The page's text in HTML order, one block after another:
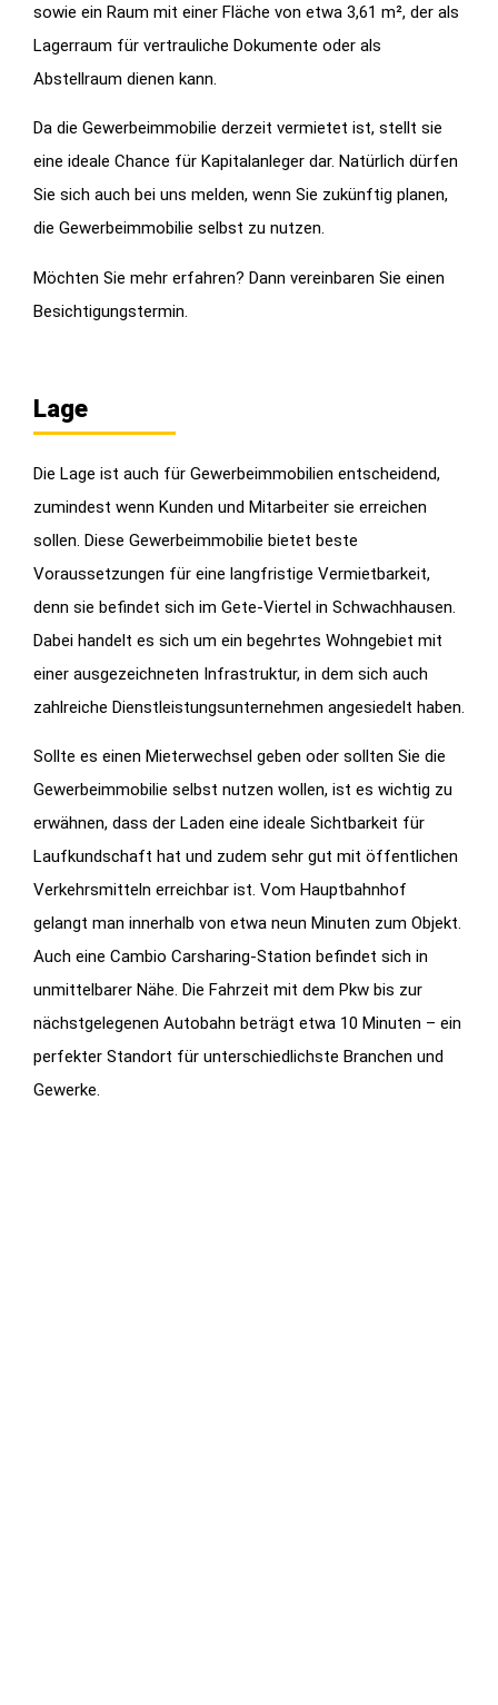
sowie ein Raum mit einer Fläche von etwa 3,61 m², der als
Lagerraum für vertrauliche Dokumente oder als
Abstellraum dienen kann.
Da die Gewerbeimmobilie derzeit vermietet ist, stellt sie
eine ideale Chance für Kapitalanleger dar. Natürlich dürfen
Sie sich auch bei uns melden, wenn Sie zukünftig planen,
die Gewerbeimmobilie selbst zu nutzen.
Möchten Sie mehr erfahren? Dann vereinbaren Sie einen
Besichtigungstermin.
Lage
Die Lage ist auch für Gewerbeimmobilien entscheidend,
zumindest wenn Kunden und Mitarbeiter sie erreichen
sollen. Diese Gewerbeimmobilie bietet beste
Voraussetzungen für eine langfristige Vermietbarkeit,
denn sie befindet sich im Gete-Viertel in Schwachhausen.
Dabei handelt es sich um ein begehrtes Wohngebiet mit
einer ausgezeichneten Infrastruktur, in dem sich auch
zahlreiche Dienstleistungsunternehmen angesiedelt haben.
Sollte es einen Mieterwechsel geben oder sollten Sie die
Gewerbeimmobilie selbst nutzen wollen, ist es wichtig zu
erwähnen, dass der Laden eine ideale Sichtbarkeit für
Laufkundschaft hat und zudem sehr gut mit öffentlichen
Verkehrsmitteln erreichbar ist. Vom Hauptbahnhof
gelangt man innerhalb von etwa neun Minuten zum Objekt.
Auch eine Cambio Carsharing-Station befindet sich in
unmittelbarer Nähe. Die Fahrzeit mit dem Pkw bis zur
nächstgelegenen Autobahn beträgt etwa 10 Minuten – ein
perfekter Standort für unterschiedlichste Branchen und
Gewerke.